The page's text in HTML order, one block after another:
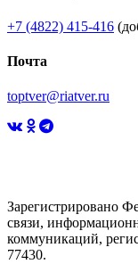
+7 (4822) 415-416
Почта
toptver@riatver.ru
Зарегистрировано
связи,
коммуникаций,
77430.